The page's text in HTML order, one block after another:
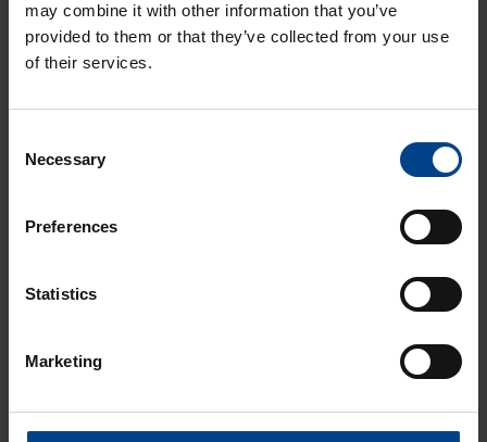
may combine it with other information that you’ve
provided to them or that they’ve collected from your use
of their services.
Selection
Necessary
Preferences
Statistics
Marketing
3.TEOLLISUUDEN TIEDONSIIRTO 13.11.2025
Tiedote: Tosibox Avain 100 tuki loppuu 1.1.2026
TOSIBOX® HUB – Teollisuusverkon keskitetty
Turvallista ja helppoa data-analytiikkaa Beijer
Electronics CloudVPN-teknologialla
6.TEOLLISUUDEN TIEDONSIIRTO